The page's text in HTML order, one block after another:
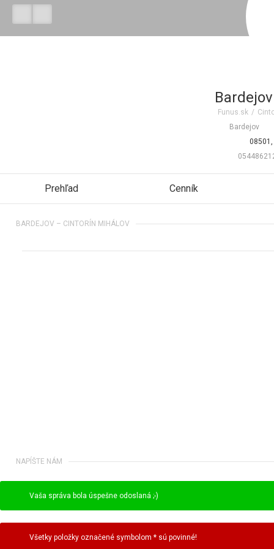
Funus.sk /
Bardejov
Prehľad Cenník
BARDEJOV – CINTORÍN MIHÁLOV
NAPÍŠTE NÁM
Vaša správa bola úspešne odoslaná ;-)
Všetky položky označené symbolom * sú povinné!